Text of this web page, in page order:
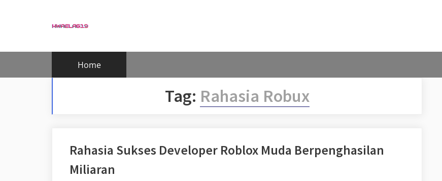
Home
Tag: Rahasia Robux
Rahasia Sukses Developer Roblox Muda Berpenghasilan
Miliaran